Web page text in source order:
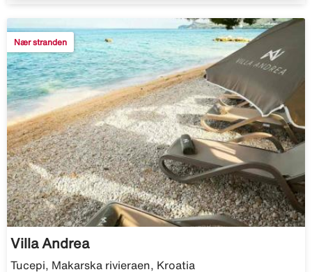
Nær stranden
Villa Andrea
Tucepi, Makarska rivieraen, Kroatia